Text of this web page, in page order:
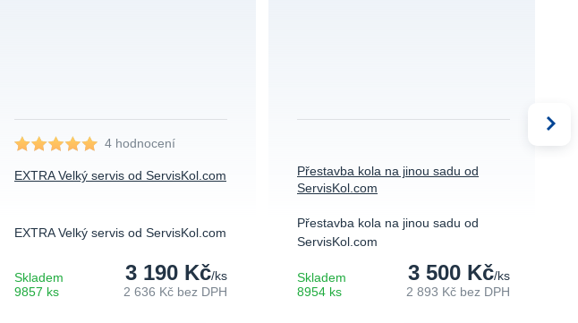
4 hodnocení
EXTRA Velký servis od ServisKol.com
EXTRA Velký servis od ServisKol.com
3 190 Kč/ks
2 636 Kč bez DPH
Skladem
9857 ks
Přestavba kola na jinou sadu od
ServisKol.com
Přestavba kola na jinou sadu od
ServisKol.com
3 500 Kč/ks
2 893 Kč bez DPH
Skladem
8954 ks